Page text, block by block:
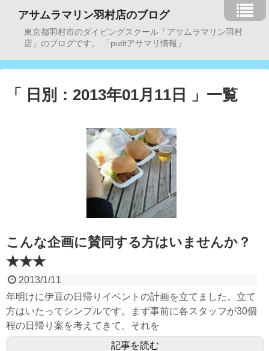
アサムラマリン羽村店のブログ
東京都羽村市のダイビングスクール「アサムラマリン羽村
店」のブログです。 「putitアサマリ情報」
「 日別：2013年01月11日 」一覧
こんな企画に賛同する方はいませんか？
★★★
2013/1/11
年明けに伊豆の日帰りイベントの計画を立てました。立て
方はいたってシンプルです。まず事前に各スタッフが30個
程の日帰り案を考えてきて、それを
記事を読む